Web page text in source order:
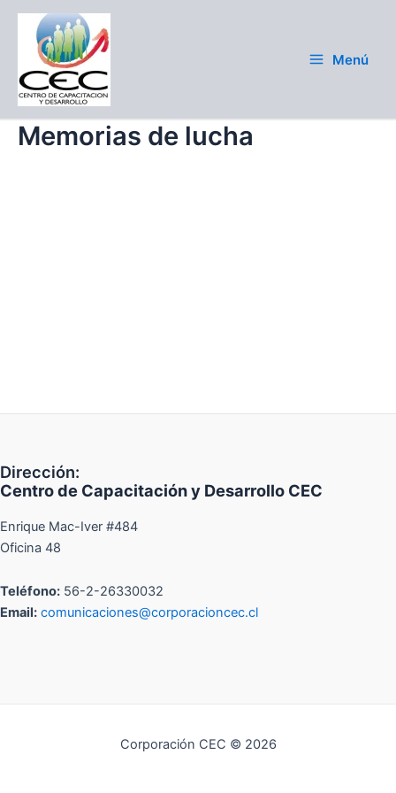
Skip
content
Menu
Menú
Memorias de lucha
Dirección:
Centro de Capacitación y Desarrollo CEC
Enrique Mac-Iver #484
Oficina 48
Teléfono: 56-2-26330032
Email: comunicaciones@corporacioncec.cl
Corporación CEC © 2026